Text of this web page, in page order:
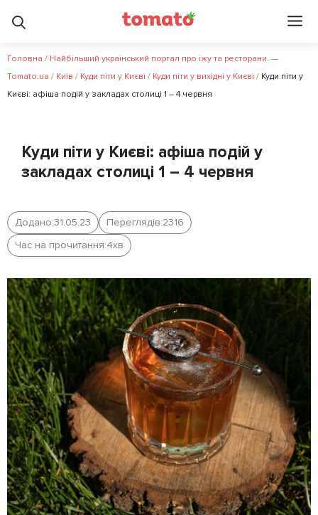
Головна / Найбільший український портал про їжу та ресторани. —
Tomato.ua / Київ / Куди піти у Києві / Куди піти у вихідні у Києві / Куди піти у
Києві: афіша подій у закладах столиці 1 – 4 червня
Куди піти у Києві: афіша подій у
закладах столиці 1 – 4 червня
Додано:31.05.23 Переглядів:2316
Час на прочитання:4хв